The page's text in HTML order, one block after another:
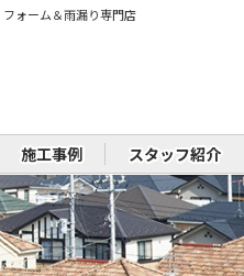
ォーム＆雨漏り専門店
施工事例 スタッフ紹介